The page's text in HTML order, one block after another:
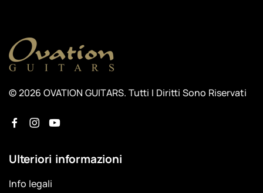
© 2026 OVATION GUITARS. Tutti I Diritti Sono Riservati
Ulteriori informazioni
Info legali